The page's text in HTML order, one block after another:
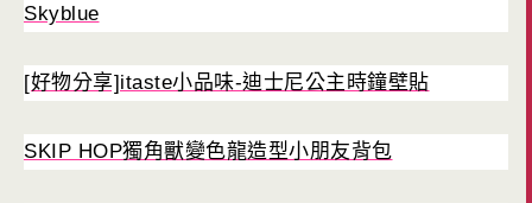
Skyblue
[好物分享]itaste小品味-迪士尼公主時鐘壁貼
SKIP HOP獨角獸變色龍造型小朋友背包